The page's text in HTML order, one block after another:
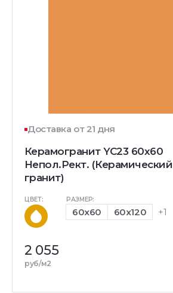
Доставка от 21 дня
Керамогранит YC23 60x60
Непол.Рект. (Керамический
гранит)
ЦВЕТ: РАЗМЕР:
60x60 60x120 +1
2 055
руб/м2